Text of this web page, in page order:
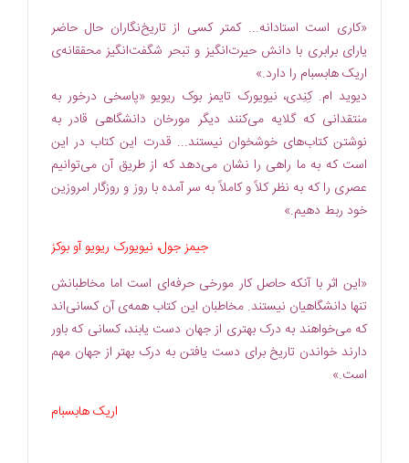
«کاری است استادانه... کمتر کسی از تاریخ‌نگاران حال حاضر
یارای برابری با دانش حیرت‌انگیز و تبحر شگفت‌انگیز محققانه‌ی
اریک هابسبام را دارد.»
دیوید ام. کِنِدی، نیویورک تایمز بوک ریویو «پاسخی درخور به
منتقدانی که گلایه می‌کنند دیگر مورخان دانشگاهی قادر به
نوشتن کتاب‌های خوشخوان نیستند... قدرت این کتاب در این
است که به ما راهی را نشان می‌دهد که از طریق آن می‌توانیم
عصری را که به نظر کلاً و کاملاً به سر آمده با روز و روزگار امروزین
خود ربط دهیم.»
جیمز جول، نیویورک ریویو آو بوکز
«این اثر با آنکه حاصل کار مورخی حرفه‌ای است اما مخاطبانش
تنها دانشگاهیان نیستند. مخاطبان این کتاب همه‌ی آن کسانی‌اند
که می‌خواهند به درک بهتری از جهان دست یابند، کسانی که باور
دارند خواندن تاریخ برای دست یافتن به درک بهتر از جهان مهم
است.»
اریک هابسبام